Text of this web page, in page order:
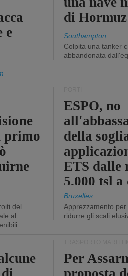
e
di Hormuz
Southampton
Colpita una tanker
abbandonata
primo
del
al
ESPO, no
della
ETS dalle
5.000 tsl
400 tsl
Bruxelles
Apprezzamento
ridurre gli scali
Per